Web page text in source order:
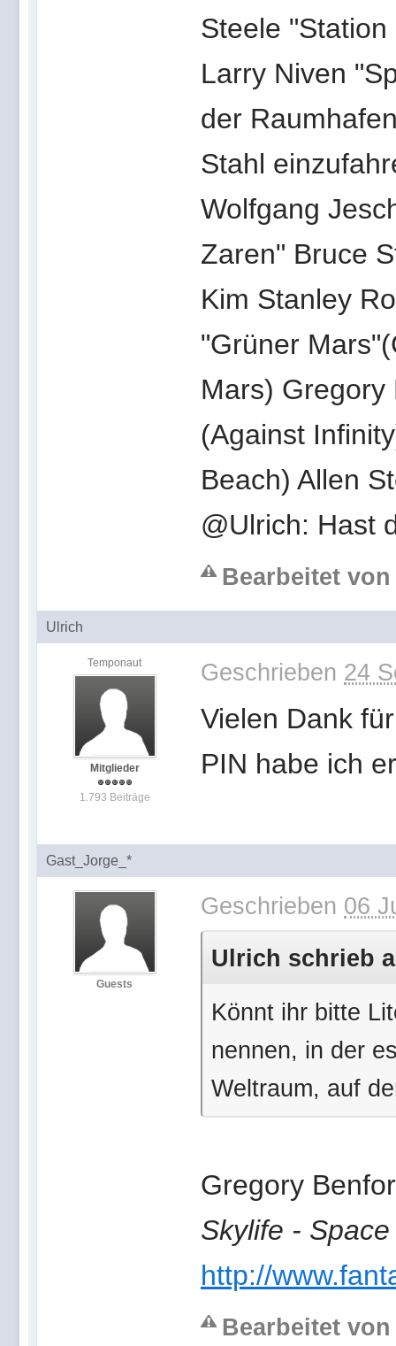
Steele
Larry Niven
der
Stahl
Wolfgang
Zaren" Bruce
Kim Stanley
"Grüner
Mars) Gregory
(Against
Beach) Allen
@Ulrich: Hast
Bearbeitet von
Ulrich
Temponaut
Mitglieder
1.793 Beiträge
Geschrieben 24
Vielen Dank
PIN habe ich
Gast_Jorge_*
Guests
Geschrieben 06
Ulrich schrieb
Könnt ihr bitte
nennen, in der
Weltraum, auf
Gregory
Skylife -
http://
Bearbeitet von